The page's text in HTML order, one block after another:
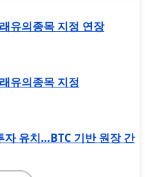
유의종목 지정 연장
유의종목 지정
자 유치…BTC 기반 원장 간